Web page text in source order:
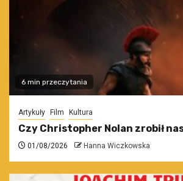
6 min przeczytania
Artykuły Film Kultura
Czy Christopher Nolan zrobił
01/08/2026 Hanna Wiczkowska